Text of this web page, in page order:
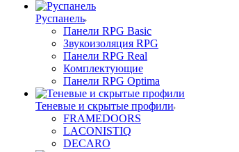
Руспанель
Панели RPG Basic
Звукоизоляция RPG
Панели RPG Real
Комплектующие
Панели RPG Optima
Теневые и скрытые профили
FRAMEDOORS
LACONISTIQ
DECARO